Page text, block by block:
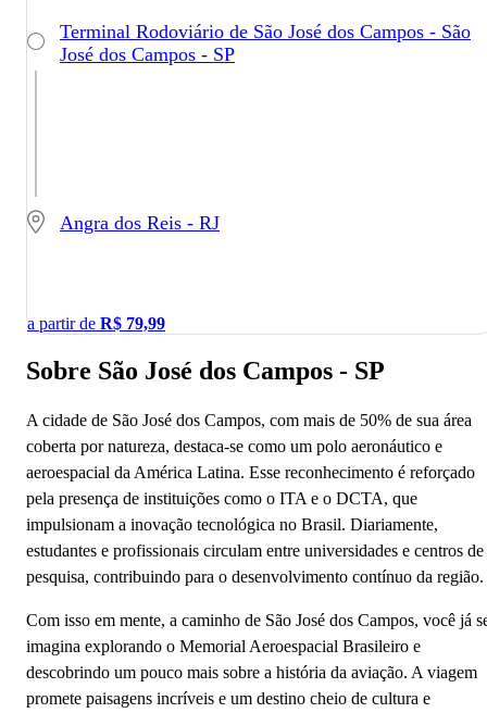
Terminal Rodoviário de São José dos Campos - São
José dos Campos - SP
Angra dos Reis - RJ
a partir de R$ 79,99
Sobre São José dos Campos - SP
A cidade de São José dos Campos, com mais de 50% de sua área
coberta por natureza, destaca-se como um polo aeronáutico e
aeroespacial da América Latina. Esse reconhecimento é reforçado
pela presença de instituições como o ITA e o DCTA, que
impulsionam a inovação tecnológica no Brasil. Diariamente,
estudantes e profissionais circulam entre universidades e centros de
pesquisa, contribuindo para o desenvolvimento contínuo da região.
Com isso em mente, a caminho de São José dos Campos, você já
imagina explorando o Memorial Aeroespacial Brasileiro e
descobrindo um pouco mais sobre a história da aviação. A viagem
promete paisagens incríveis e um destino cheio de cultura e